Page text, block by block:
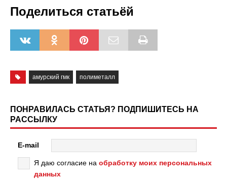
Поделиться статьёй
амурский гмк полиметалл
ПОНРАВИЛАСЬ СТАТЬЯ? ПОДПИШИТЕСЬ НА
РАССЫЛКУ
E-mail
Я даю согласие на обработку моих персональных
данных